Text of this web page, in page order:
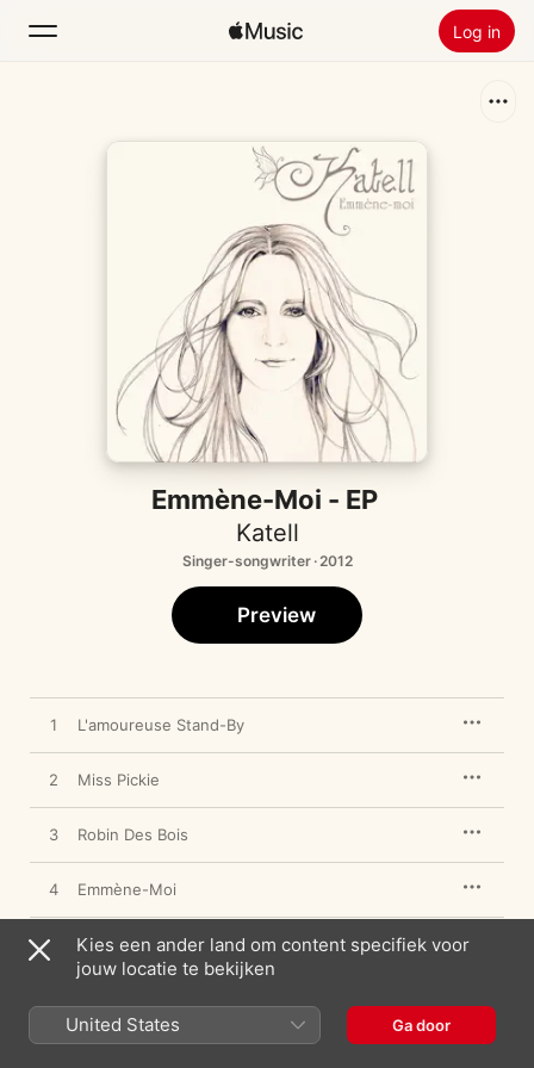
Log in
Installeer Apple Music
Emmène-Moi - EP
Katell
Singer-songwriter · 2012
Preview
1 L'amoureuse Stand-By
2 Miss Pickie
3 Robin Des Bois
4 Emmène-Moi
5 Je Souffle
10 juni 2012
Kies een ander land om content specifiek voor
jouw locatie te bekijken
United States Ga door